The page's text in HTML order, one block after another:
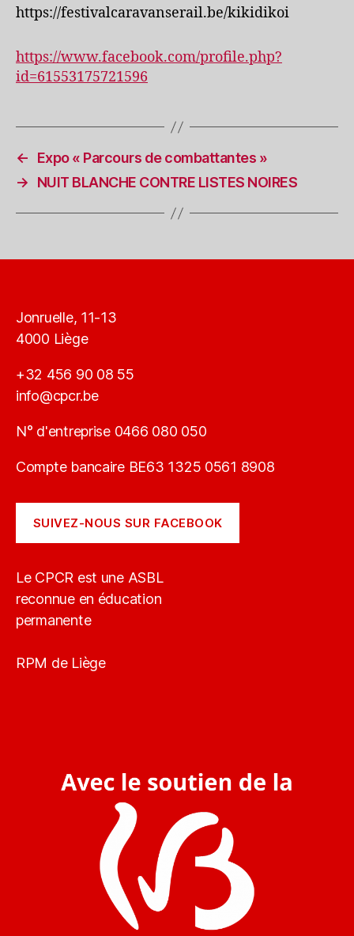
https://festivalcaravanserail.be/kikidikoi
https://www.facebook.com/profile.php?
id=61553175721596
←
Expo « Parcours de combattantes »
→
NUIT BLANCHE CONTRE LISTES NOIRES
Jonruelle, 11-13
4000 Liège
+32 456 90 08 55
info@cpcr.be
N° d'entreprise 0466 080 050
Compte bancaire BE63 1325 0561 8908
SUIVEZ-NOUS SUR FACEBOOK
Le CPCR est une ASBL
reconnue en éducation
permanente
RPM de Liège